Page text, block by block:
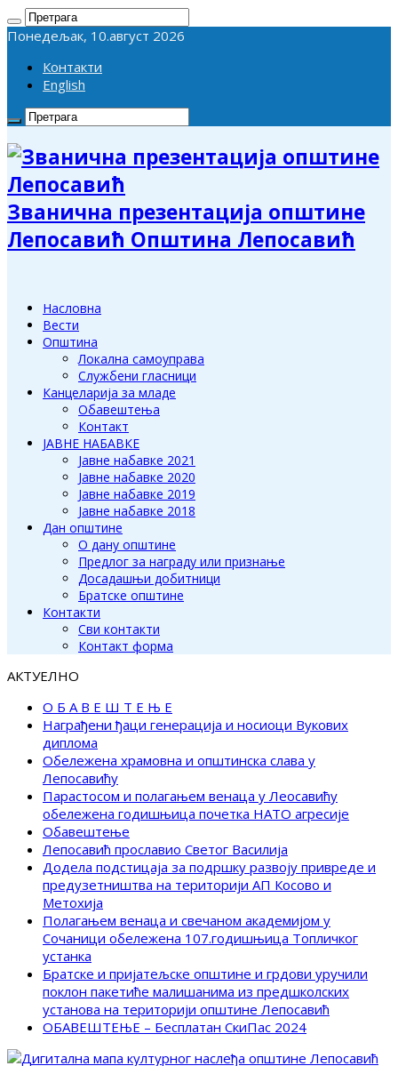
Понедељак, 10.август 2026
Контакти
English
Званична презентација општине
Лепосавић Општина Лепосавић
Насловна
Вести
Општина
Локална самоуправа
Службени гласници
Канцеларија за младе
Обавештења
Контакт
ЈАВНЕ НАБАВКЕ
Јавне набавке 2021
Јавне набавке 2020
Јавне набавке 2019
Јавне набавке 2018
Дан општине
О дану општине
Предлог за награду или признање
Досадашњи добитници
Братске општине
Контакти
Сви контакти
Контакт форма
АКТУЕЛНО
О Б А В Е Ш Т Е Њ Е
Награђени ђаци генерација и носиоци Вукових
диплома
Обележена храмовна и општинска слава у
Лепосавићу
Парастосом и полагањем венаца у Леосавићу
обележена годишњица почетка НАТО агресије
Обавештење
Лепосавић прославио Светог Василија
Додела подстицаја за подршку развоју привреде и
предузетништва на територији АП Косово и
Метохија
Полагањем венаца и свечаном академијом у
Сочаници обележена 107.годишњица Топличког
устанка
Братске и пријатељске општине и грдови уручили
поклон пакетиће малишанима из предшколских
установа на територији општине Лепосавић
ОБАВЕШТЕЊЕ – Бесплатан СкиПас 2024